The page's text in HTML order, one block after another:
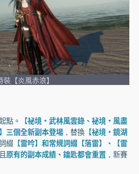
裝【炎風赤浪】
點。
【祕境·武林風雲錄、祕境·風盡
三個全新副本登場，替換【祕境·鏡湖
綴【雷吟】和常規詞綴【落雷】、【雷
原有的副本成績、鑰匙都會重置，新賽